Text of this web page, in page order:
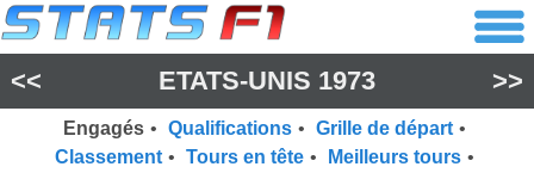
<< ETATS-UNIS 1973 >>
Engagés • Qualifications • Grille de départ •
Classement • Tours en tête • Meilleurs tours •